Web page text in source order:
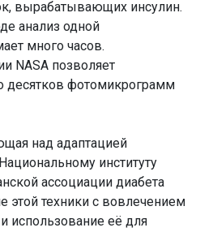
вырабатывающих инсулин.
анализ одной
много часов.
NASA позволяет
десятков фотомикрограмм
над адаптацией
институту
ассоциации диабета
техники с вовлечением
использование её для